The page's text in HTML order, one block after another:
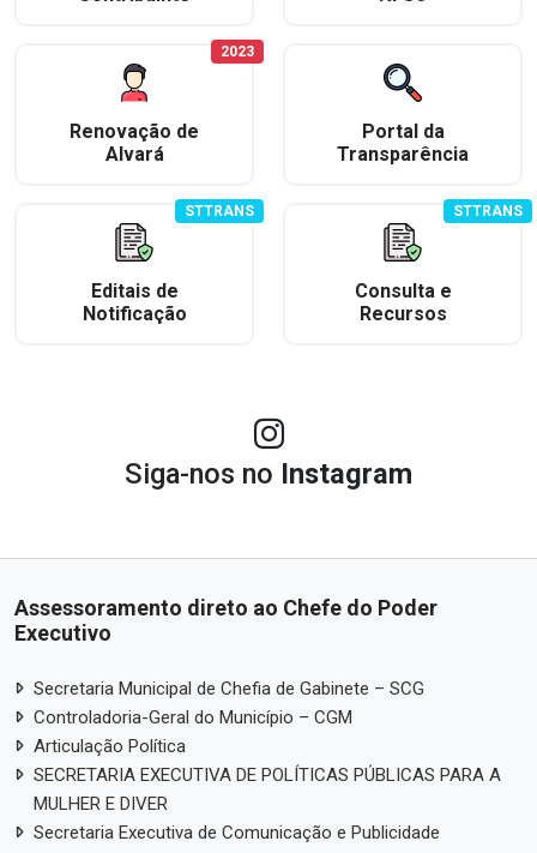
Renovação de
Alvará
2023
Portal da
Transparência
Editais de
Notificação
STTRANS
Consulta e
Recursos
STTRANS
Siga-nos no Instagram
Assessoramento direto ao Chefe do Poder
Executivo
Secretaria Municipal de Chefia de Gabinete – SCG
Controladoria-Geral do Município – CGM
Articulação Política
SECRETARIA EXECUTIVA DE POLÍTICAS PÚBLICAS PARA A
MULHER E DIVER
Secretaria Executiva de Comunicação e Publicidade